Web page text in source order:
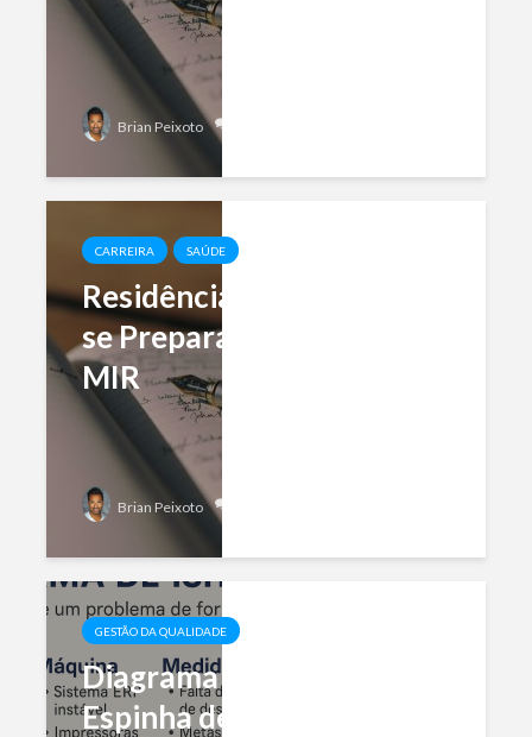
Brian Peixoto
CARREIRA SAÚDE
Residência Médica: Como
se Preparar e Dia-a-Dia do
MIR
Brian Peixoto
GESTÃO DA QUALIDADE
Diagrama de Ishikawa ou
Espinha de Peixe